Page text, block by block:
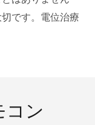
です。電位治療
コン